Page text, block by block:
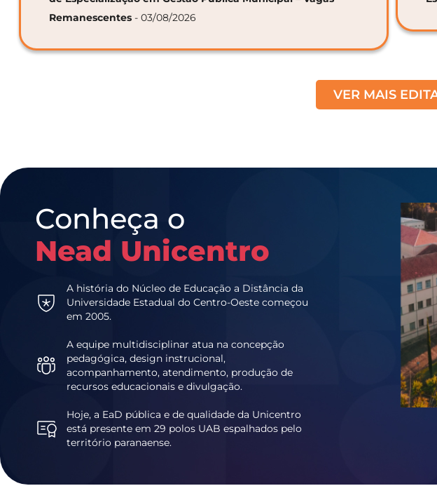
Remanescentes - 03/08/2026
VER MAIS
Conheça o
Nead Unicentro
A história do Núcleo de Educação a Distância da
Universidade Estadual do Centro-Oeste começou
em 2005.
A equipe multidisciplinar atua na concepção
pedagógica, design instrucional,
acompanhamento, atendimento, produção de
recursos educacionais e divulgação.
Hoje, a EaD pública e de qualidade da Unicentro
está presente em 29 polos UAB espalhados pelo
território paranaense.